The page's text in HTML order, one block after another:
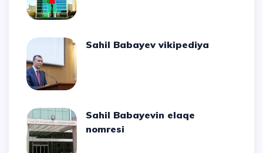
Sahil Babayev vikipediya
Sahil Babayevin elaqe
nomresi